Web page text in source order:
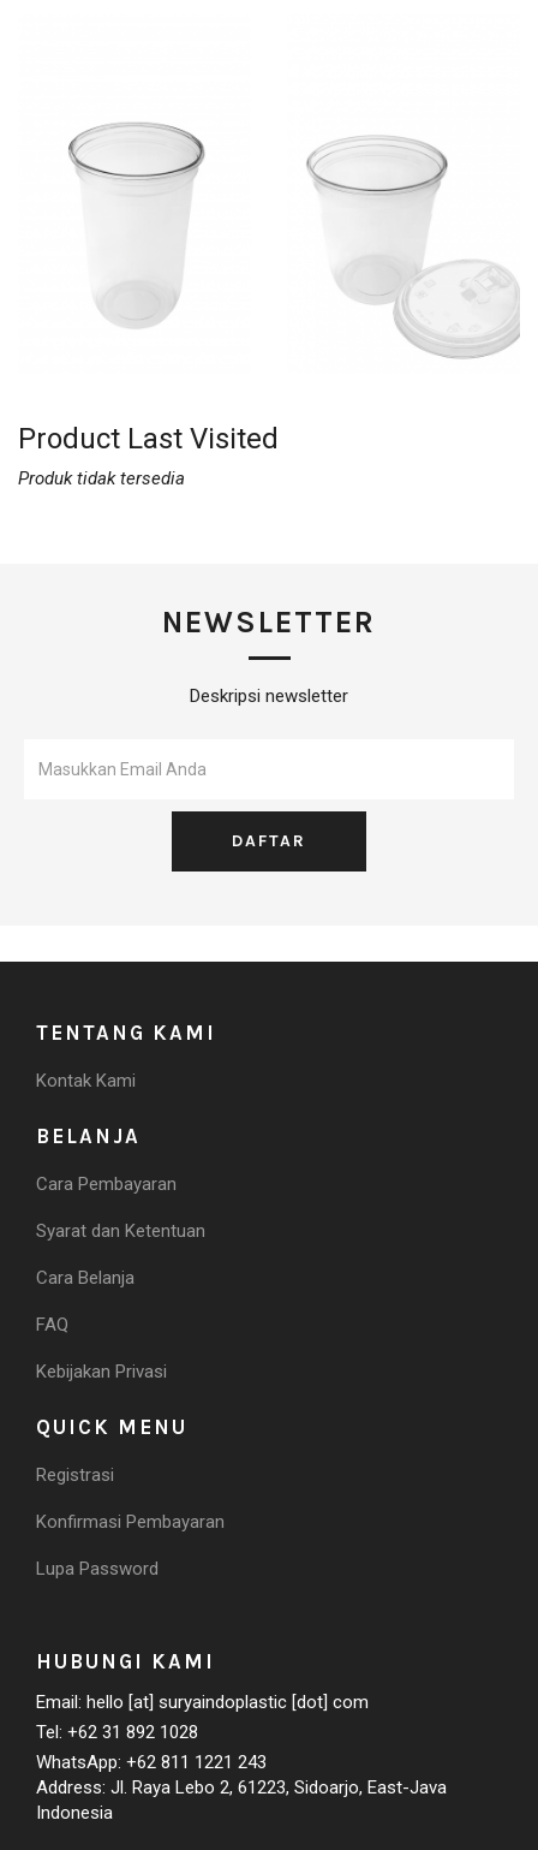
Rp572.000,- Rp1.384.000,-
Product Last Visited
Produk tidak tersedia
NEWSLETTER
Deskripsi newsletter
TENTANG KAMI
Kontak Kami
BELANJA
Cara Pembayaran
Syarat dan Ketentuan
Cara Belanja
FAQ
Kebijakan Privasi
QUICK MENU
Registrasi
Konfirmasi Pembayaran
Lupa Password
HUBUNGI KAMI
Email: hello [at] suryaindoplastic [dot] com
Tel: +62 31 892 1028
WhatsApp: +62 811 1221 243
Address: Jl. Raya Lebo 2, 61223, Sidoarjo, East-Java
Indonesia